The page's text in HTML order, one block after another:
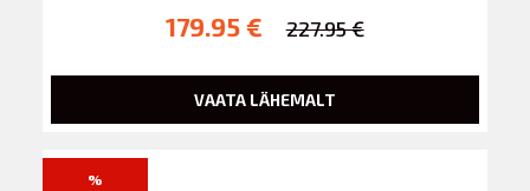
179.95 €
227.95 €
VAATA LÄHEMALT
%